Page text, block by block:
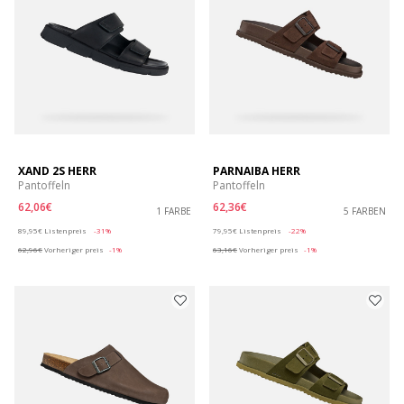
XAND 2S HERR
Pantoffeln
62,06€
1 FARBE
89,95€ Listenpreis
-31%
62,96€Vorheriger preis -1%
PARNAIBA HERR
Pantoffeln
62,36€
5 FARBEN
79,95€ Listenpreis
-22%
63,16€Vorheriger preis -1%